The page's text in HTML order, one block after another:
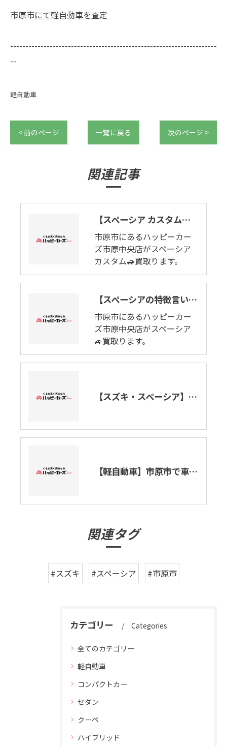
市原市にて軽自動車を査定
--------------------------------------------------------------------
--
軽自動車
< 前のページ 一覧に戻る 次のページ >
関連記事
【スペーシア カスタムの良いとこ悪いとこ】ゼッタイおすすめハイトワゴン。市原市でスペーシアカスタム買取ります。
市原市にあるハッピーカー
ズ市原中央店がスペーシア
カスタム🚙買取ります。
【スペーシアの特徴言います】女性の願いをかなえると、この軽になる。スペーシア🚙市原市で買取ります。
市原市にあるハッピーカー
ズ市原中央店がスペーシア
🚙買取ります。
【スズキ・スペーシア】軽自動車・千葉県市原市で出張車査定致します。
【軽自動車】市原市で車買取ります。
関連タグ
#スズキ #スペーシア #市原市
カテゴリー Categories
全てのカテゴリー
軽自動車
コンパクトカー
セダン
クーペ
ハイブリッド